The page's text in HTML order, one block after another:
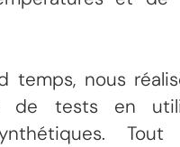
temps, nous
de tests en